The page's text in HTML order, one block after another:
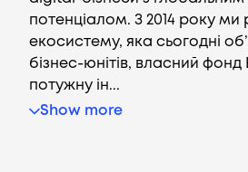
потенціалом. З 2014 року
екосистему, яка сьогодні
бізнес-юнітів, власний фонд
потужну ін...
Show more